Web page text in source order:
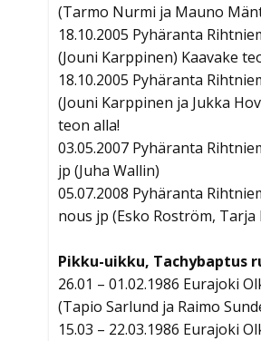
(Tarmo Nurmi ja Mauno
18.10.2005 Pyhäranta
(Jouni Karppinen) Kaavake
18.10.2005 Pyhäranta
(Jouni Karppinen ja Jukka
teon alla!
03.05.2007 Pyhäranta
jp (Juha Wallin)
05.07.2008 Pyhäranta
nous jp (Esko Roström, Tarja
Pikku-uikku, Tachybaptus
26.01 – 01.02.1986 Eurajoki
(Tapio Sarlund ja Raimo
15.03 – 22.03.1986 Eurajoki